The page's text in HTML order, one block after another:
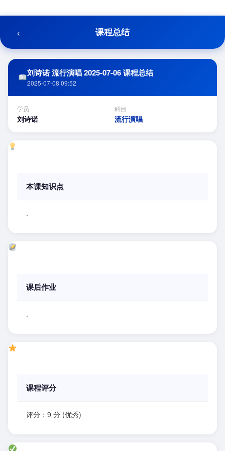
至
容
‹ 课程总结
刘诗诺 流行演唱 2025-07-06 课程总结
2025-07-08 09:52
学员
刘诗诺
科目
流行演唱
本课知识点
.
课后作业
.
课程评分
评分：9 分 (优秀)